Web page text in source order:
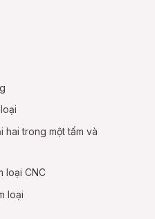
hai trong một tấm và
loại CNC
loại